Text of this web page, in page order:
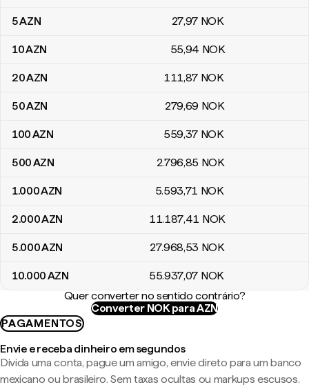
5AZN 27,97 NOK
10AZN 55,94 NOK
20AZN 111,87 NOK
50AZN 279,69 NOK
100AZN 559,37 NOK
500AZN 2.796,85 NOK
1.000AZN 5.593,71 NOK
2.000AZN 11.187,41 NOK
5.000AZN 27.968,53 NOK
10.000AZN 55.937,07 NOK
Quer converter no sentido contrário?
Converter NOK para AZN
PAGAMENTOS
Envie e receba dinheiro em segundos
Divida uma conta, pague um amigo, envie direto para um banco
mexicano ou brasileiro. Sem taxas ocultas ou markups escusos.